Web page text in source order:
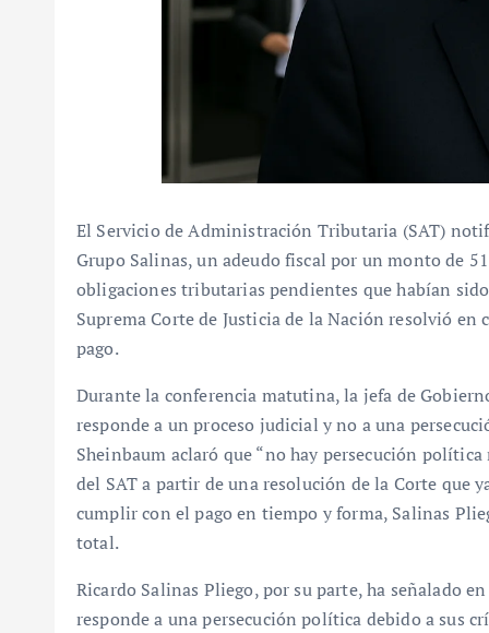
El Servicio de Administración Tributaria (SAT)
Grupo Salinas, un adeudo fiscal por un monto de
obligaciones tributarias pendientes que habían
Suprema Corte de Justicia de la Nación resolvió
pago.
Durante la conferencia matutina, la jefa de
responde a un proceso judicial y no a una
Sheinbaum aclaró que “no hay persecución
del SAT a partir de una resolución de la Corte que
cumplir con el pago en tiempo y forma, Salinas
total.
Ricardo Salinas Pliego, por su parte, ha señalado
responde a una persecución política debido a sus